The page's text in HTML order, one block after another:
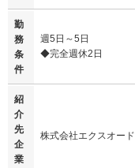
勤
務
条
件
週5日～5日
◆完全週休2日
紹
介
先
企
業
株式会社エクスオード